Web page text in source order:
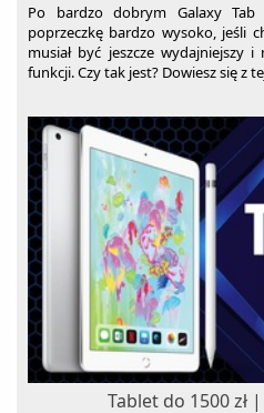
Po bardzo dobrym Galaxy Tab
poprzeczkę bardzo wysoko, jeśli
musiał być jeszcze wydajniejszy i
funkcji. Czy tak jest? Dowiesz się z
Tablet do 1500 zł